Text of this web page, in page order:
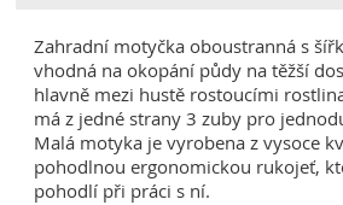
Zahradní motyčka oboustranná s
vhodná na okopání půdy na těžší
hlavně mezi hustě rostoucími
má z jedné strany 3 zuby pro
Malá motyka je vyrobena z vysoce
pohodlnou ergonomickou rukojeť,
pohodlí při práci s ní.